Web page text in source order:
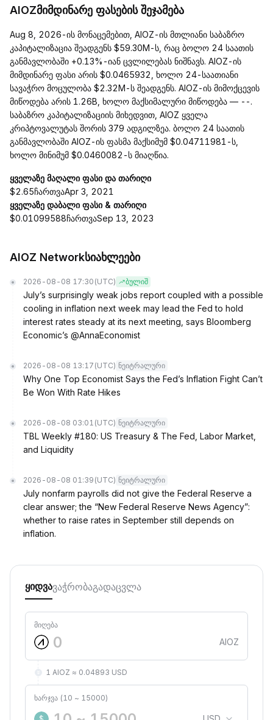
AIOZმიმდინარე ფასების შეჯამება
Aug 8, 2026-ის მონაცემებით, AIOZ-ის მთლიანი საბაზრო
კაპიტალიზაცია შეადგენს $59.30M-ს, რაც ბოლო 24 საათის
განმავლობაში +0.13%-იან ცვლილებას ნიშნავს. AIOZ-ის
მიმდინარე ფასი არის $0.0465932, ხოლო 24-საათიანი
სავაჭრო მოცულობა $2.32M-ს შეადგენს. AIOZ-ის მიმოქცევის
მიწოდება არის 1.26B, ხოლო მაქსიმალური მიწოდება — --.
საბაზრო კაპიტალიზაციის მიხედვით, AIOZ ყველა
კრიპტოვალუტას შორის 379 ადგილზეა. ბოლო 24 საათის
განმავლობაში AIOZ-ის ფასმა მაქსიმუმ $0.04711981-ს,
ხოლო მინიმუმ $0.0460082-ს მიაღწია.
ყველაზე მაღალი ფასი და თარიღი
$2.65ჩართვაApr 3, 2021
ყველაზე დაბალი ფასი & თარიღი
$0.01099588ჩართვაSep 13, 2023
AIOZ Networkსიახლეები
2026-08-08 17:30 (UTC) ბულიშ
July’s surprisingly weak jobs report coupled with a possible
cooling in inflation next week may lead the Fed to hold
interest rates steady at its next meeting, says Bloomberg
Economic’s @AnnaEconomist
2026-08-08 13:17 (UTC) ნეიტრალური
Why One Top Economist Says the Fed’s Inflation Fight Can’t
Be Won With Rate Hikes
2026-08-08 03:01 (UTC) ნეიტრალური
TBL Weekly #180: US Treasury & The Fed, Labor Market,
and Liquidity
2026-08-08 01:39 (UTC) ნეიტრალური
July nonfarm payrolls did not give the Federal Reserve a
clear answer; the “New Federal Reserve News Agency”:
whether to raise rates in September still depends on
inflation.
ყიდვავაჭრობაგადაცვლა
მიღება
AIOZ
1 AIOZ ≈ 0.04893 USD
ხარჯვა (10 ~ 15000)